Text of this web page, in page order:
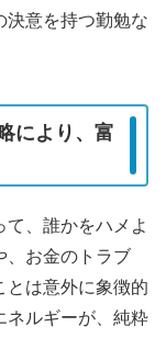
決意を持つ勤勉な
により、富
、誰かをハメよ
、お金のトラブ
とは意外に象徴的
ネルギーが、純粋